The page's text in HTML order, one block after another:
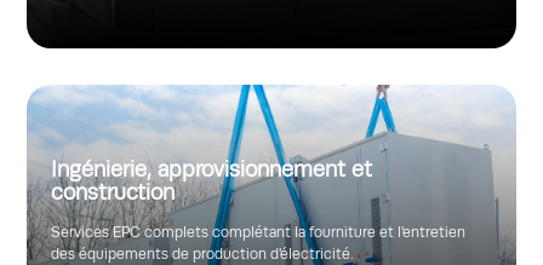
Ingénierie, approvisionnement et
construction
Services EPC complets complétant la fourniture et l'entretien
des équipements de production d'électricité.